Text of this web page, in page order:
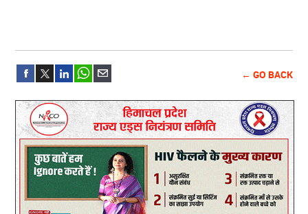
← GO BACK